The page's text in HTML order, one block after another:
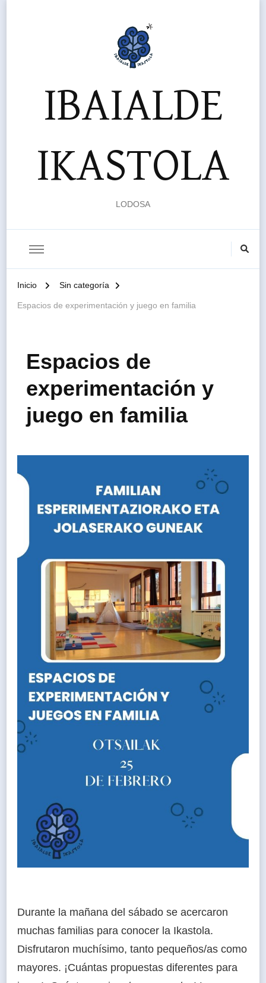
IBAIALDE
IKASTOLA
LODOSA
Inicio Sin categoría
Espacios de experimentación y juego en familia
Espacios de
experimentación y
juego en familia
Durante la mañana del sábado se acercaron
muchas familias para conocer la Ikastola.
Disfrutaron muchísimo, tanto pequeños/as como
mayores. ¡Cuántas propuestas diferentes para